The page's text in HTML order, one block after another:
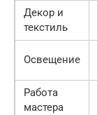
Декор и
текстиль
Освещение
Работа
мастера